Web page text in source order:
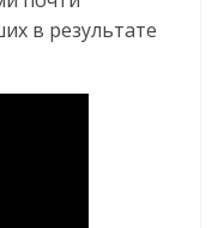
в результате